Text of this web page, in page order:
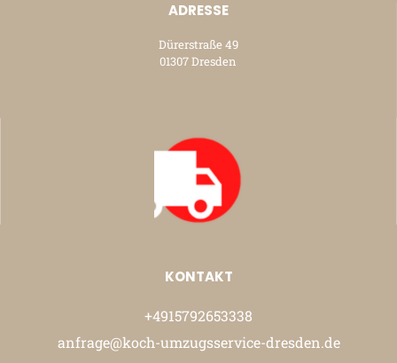
ADRESSE
Dürerstraße 49
01307 Dresden
KONTAKT
+4915792653338
anfrage@koch-umzugsservice-dresden.de